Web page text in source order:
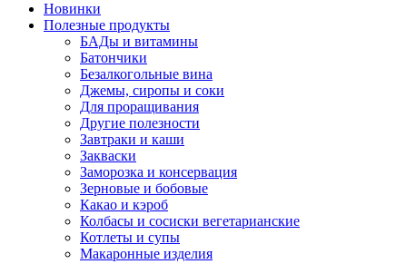
Новинки
Полезные продукты
БАДы и витамины
Батончики
Безалкогольные вина
Джемы, сиропы и соки
Для проращивания
Другие полезности
Завтраки и каши
Закваски
Заморозка и консервация
Зерновые и бобовые
Какао и кэроб
Колбасы и сосиски вегетарианские
Котлеты и супы
Макаронные изделия